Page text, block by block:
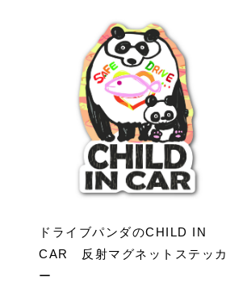
ドライブパンダのCHILD IN
CAR 反射マグネットステッカ
ー